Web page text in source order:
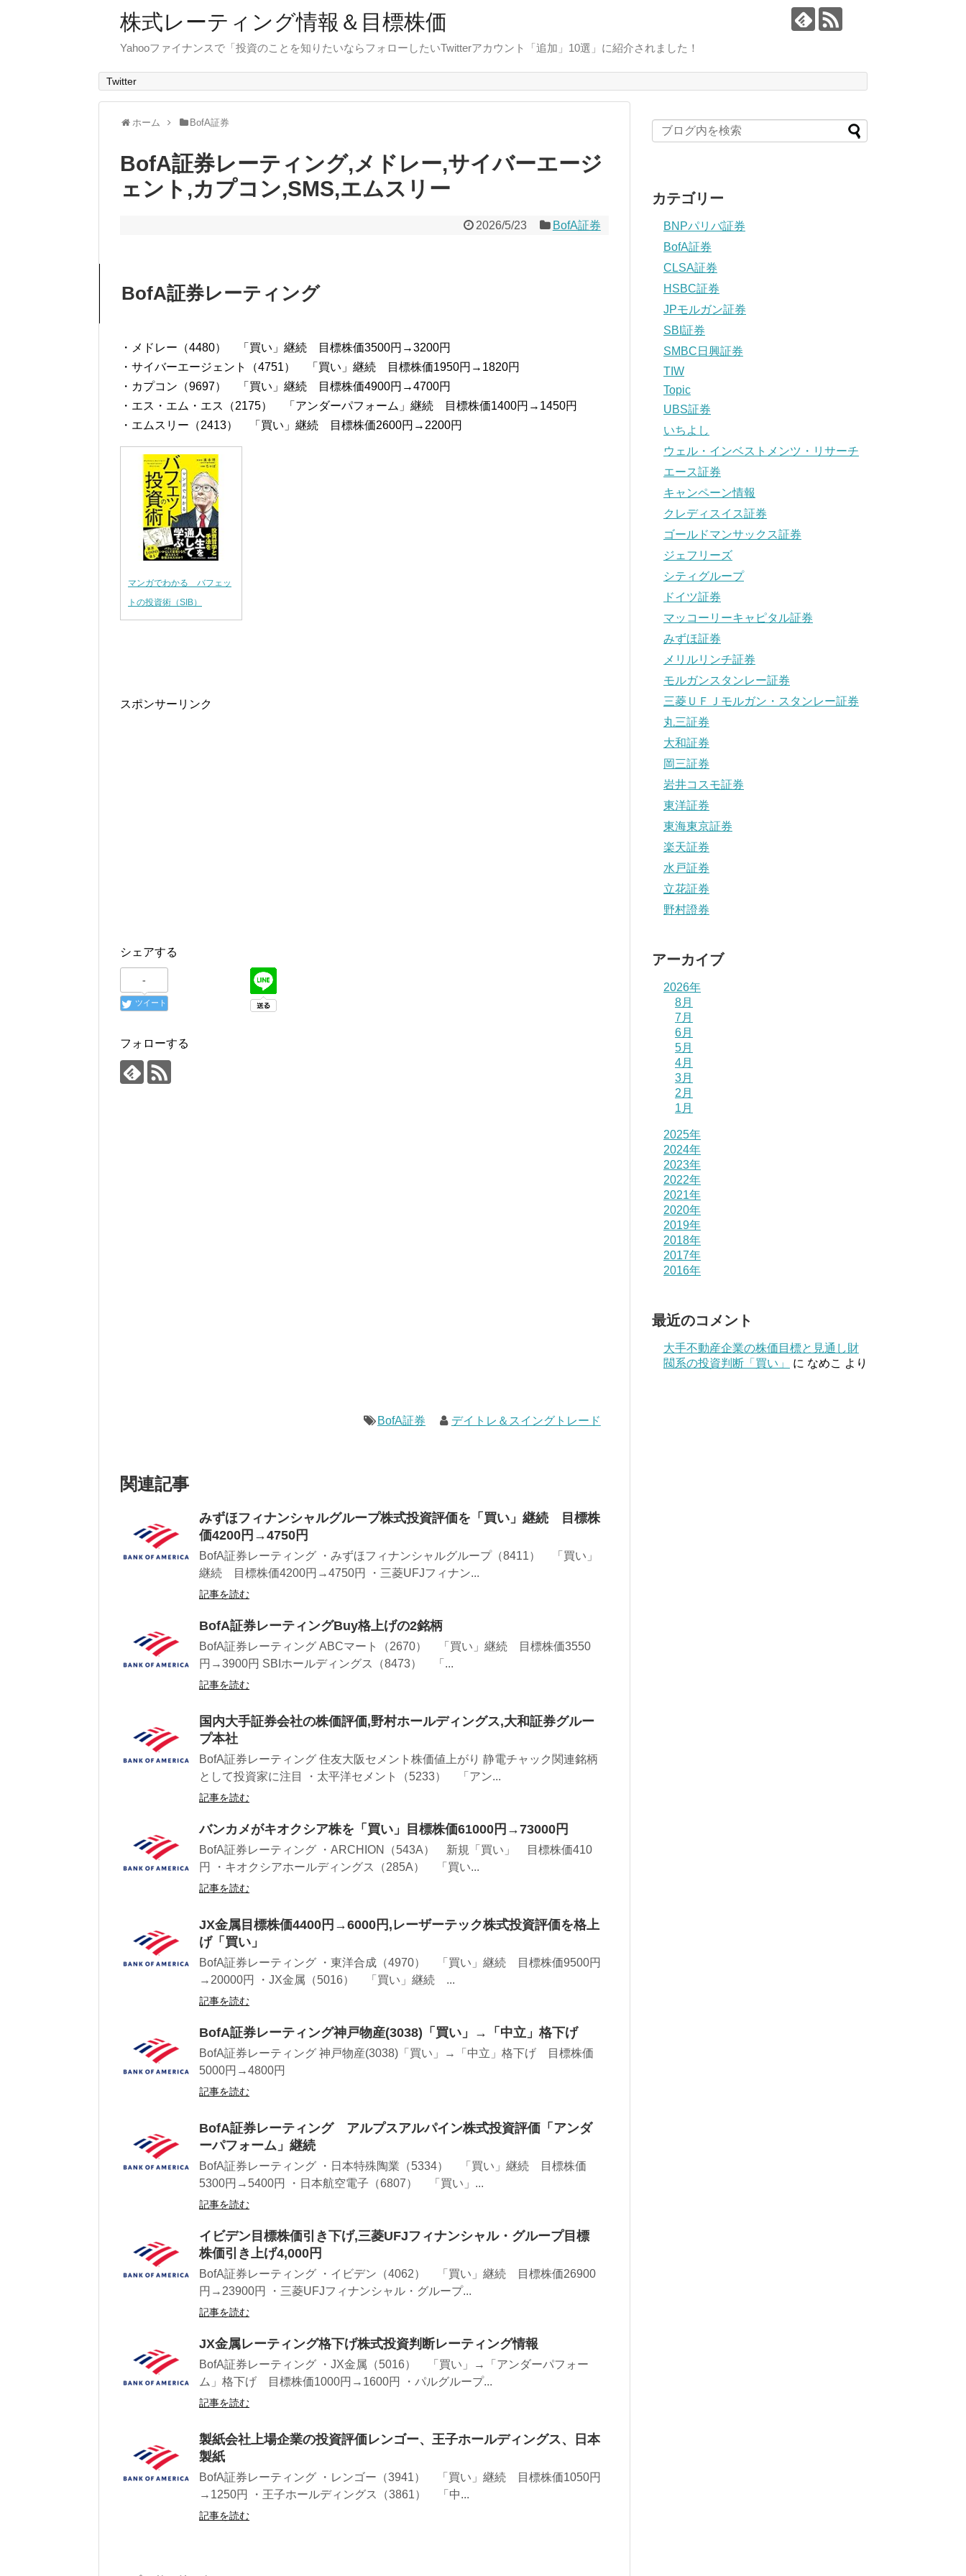
株式レーティング情報＆目標株価
Yahooファイナンスで「投資のことを知りたいならフォローしたいTwitterアカウント「追加」10選」に紹介されました！
Twitter
ホーム BofA証券
BofA証券レーティング,メドレー,サイバーエージ
ェント,カプコン,SMS,エムスリー
2026/5/23 BofA証券
BofA証券レーティング
・メドレー（4480） 「買い」継続 目標株価3500円→3200円
・サイバーエージェント（4751） 「買い」継続 目標株価1950円→1820円
・カプコン（9697） 「買い」継続 目標株価4900円→4700円
・エス・エム・エス（2175） 「アンダーパフォーム」継続 目標株価1400円→1450円
・エムスリー（2413） 「買い」継続 目標株価2600円→2200円
マンガでわかる バフェッ
トの投資術（SIB）
スポンサーリンク
シェアする
-
ツイート
フォローする
BofA証券 デイトレ＆スイングトレード
関連記事
みずほフィナンシャルグループ株式投資評価を「買い」継続 目標株
価4200円→4750円
BofA証券レーティング ・みずほフィナンシャルグループ（8411） 「買い」
継続 目標株価4200円→4750円 ・三菱UFJフィナン...
記事を読む
BofA証券レーティングBuy格上げの2銘柄
BofA証券レーティング ABCマート（2670） 「買い」継続 目標株価3550
円→3900円 SBIホールディングス（8473） 「...
記事を読む
国内大手証券会社の株価評価,野村ホールディングス,大和証券グルー
プ本社
BofA証券レーティング 住友大阪セメント株価値上がり 静電チャック関連銘柄
として投資家に注目 ・太平洋セメント（5233） 「アン...
記事を読む
バンカメがキオクシア株を「買い」目標株価61000円→73000円
BofA証券レーティング ・ARCHION（543A） 新規「買い」 目標株価410
円 ・キオクシアホールディングス（285A） 「買い...
記事を読む
JX金属目標株価4400円→6000円,レーザーテック株式投資評価を格上
げ「買い」
BofA証券レーティング ・東洋合成（4970） 「買い」継続 目標株価9500円
→20000円 ・JX金属（5016） 「買い」継続 ...
記事を読む
BofA証券レーティング神戸物産(3038)「買い」→「中立」格下げ
BofA証券レーティング 神戸物産(3038)「買い」→「中立」格下げ 目標株価
5000円→4800円
記事を読む
BofA証券レーティング アルプスアルパイン株式投資評価「アンダ
ーパフォーム」継続
BofA証券レーティング ・日本特殊陶業（5334） 「買い」継続 目標株価
5300円→5400円 ・日本航空電子（6807） 「買い」...
記事を読む
イビデン目標株価引き下げ,三菱UFJフィナンシャル・グループ目標
株価引き上げ4,000円
BofA証券レーティング ・イビデン（4062） 「買い」継続 目標株価26900
円→23900円 ・三菱UFJフィナンシャル・グループ...
記事を読む
JX金属レーティング格下げ株式投資判断レーティング情報
BofA証券レーティング ・JX金属（5016） 「買い」→「アンダーパフォー
ム」格下げ 目標株価1000円→1600円 ・パルグループ...
記事を読む
製紙会社上場企業の投資評価レンゴー、王子ホールディングス、日本
製紙
BofA証券レーティング ・レンゴー（3941） 「買い」継続 目標株価1050円
→1250円 ・王子ホールディングス（3861） 「中...
記事を読む
カテゴリー
BNPパリバ証券
BofA証券
CLSA証券
HSBC証券
JPモルガン証券
SBI証券
SMBC日興証券
TIW
Topic
UBS証券
いちよし
ウェル・インベストメンツ・リサーチ
エース証券
キャンペーン情報
クレディスイス証券
ゴールドマンサックス証券
ジェフリーズ
シティグループ
ドイツ証券
マッコーリーキャピタル証券
みずほ証券
メリルリンチ証券
モルガンスタンレー証券
三菱ＵＦＪモルガン・スタンレー証券
丸三証券
大和証券
岡三証券
岩井コスモ証券
東洋証券
東海東京証券
楽天証券
水戸証券
立花証券
野村證券
アーカイブ
2026年
8月
7月
6月
5月
4月
3月
2月
1月
2025年
2024年
2023年
2022年
2021年
2020年
2019年
2018年
2017年
2016年
最近のコメント
大手不動産企業の株価目標と見通し財
閥系の投資判断「買い」
に なめこ より